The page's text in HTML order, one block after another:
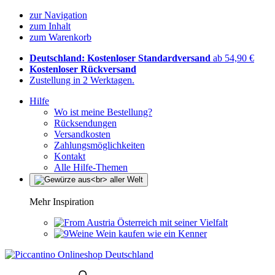
zur Navigation
zum Inhalt
zum Warenkorb
Deutschland: Kostenloser Standardversand ab 54,90 €
Kostenloser Rückversand
Zustellung in 2 Werktagen.
Hilfe
Wo ist meine Bestellung?
Rücksendungen
Versandkosten
Zahlungsmöglichkeiten
Kontakt
Alle Hilfe-Themen
Mehr Inspiration
Österreich mit seiner Vielfalt
Wein kaufen wie ein Kenner